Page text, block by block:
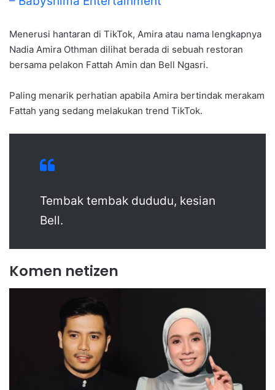
Menerusi hantaran di TikTok, Amira atau nama lengkapnya
Nadia Amira Othman dilihat berada di sebuah restoran
bersama pelakon Fattah Amin dan Bell Ngasri.
Paling menarik perhatian apabila Amira bertindak merakam
Fattah yang sedang melakukan trend TikTok.
Tembak tembak dududu, kesian
Bell.
Komen netizen